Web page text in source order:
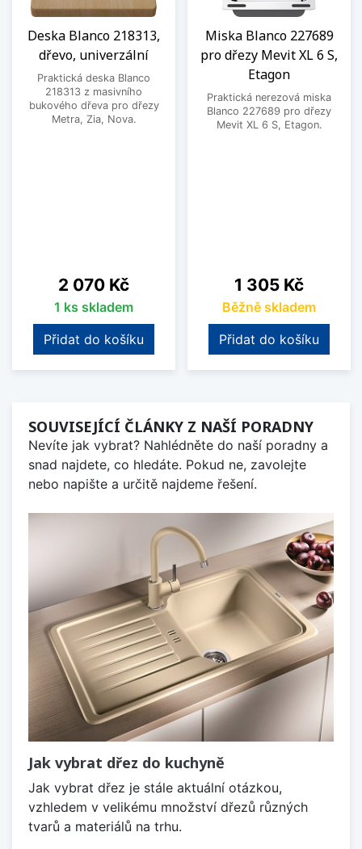
Deska Blanco 218313,
dřevo, univerzální
Praktická deska Blanco
218313 z masivního
bukového dřeva pro dřezy
Metra, Zia, Nova.
Cena
2 070 Kč
1 ks skladem
Přidat do košíku
Miska Blanco 227689
pro dřezy Mevit XL 6 S,
Etagon
Praktická nerezová miska
Blanco 227689 pro dřezy
Mevit XL 6 S, Etagon.
Cena
1 305 Kč
Běžně skladem
Přidat do košíku
SOUVISEJÍCÍ ČLÁNKY Z NAŠÍ PORADNY
Nevíte jak vybrat? Nahlédněte do naší poradny a
snad najdete, co hledáte. Pokud ne, zavolejte
nebo napište a určitě najdeme řešení.
Jak vybrat dřez do kuchyně
Jak vybrat dřez je stále aktuální otázkou,
vzhledem v velikému množství dřezů různých
tvarů a materiálů na trhu.